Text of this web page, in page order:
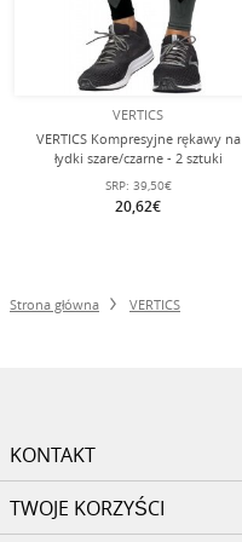
VERTICS
VERTICS Kompresyjne rękawy na
łydki szare/czarne - 2 sztuki
SRP: 39,50€
20,62€
Strona główna VERTICS
KONTAKT
TWOJE KORZYŚCI